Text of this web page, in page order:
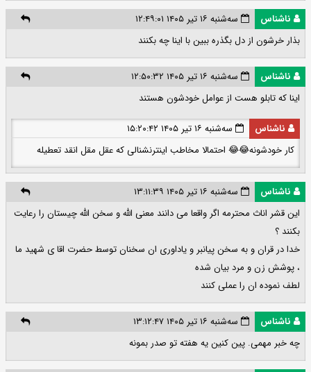
ناشناس
سه‌شنبه ۱۶ تیر ۱۴۰۵ ۱۲:۴۹:۰۱
بذار خرشون از دل بگذره ببین با اینا چه بکنند
ناشناس
سه‌شنبه ۱۶ تیر ۱۴۰۵ ۱۲:۵۰:۳۲
اینا که تابلو هست از عوامل خودشون هستند
ناشناس
سه‌شنبه ۱۶ تیر ۱۴۰۵ ۱۵:۲۰:۴۲
کار خودشونه😂😂 احتمالا مخاطب اینترنشنالی که عقل مقل انقد تعطیله
ناشناس
سه‌شنبه ۱۶ تیر ۱۴۰۵ ۱۳:۱۱:۳۹
این قشر اناث محترمه اگر واقعا می دانند معنی الله و سخن الله چیستان را رعایت
بکنند ؟
خدا در قران و به سخن پیانبر و یاداوری ان سخنان توسط حضرت اقا ی شهید ما
، پوشش زن و مرد بیان شده
لطف نموده ان را عملی کنند
ناشناس
سه‌شنبه ۱۶ تیر ۱۴۰۵ ۱۳:۱۲:۴۷
چه خبر مهمی. پین کنین یه هفته تو صدر بمونه